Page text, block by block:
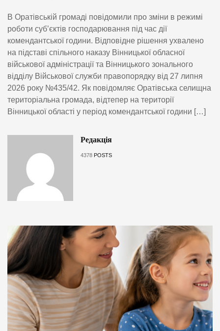
В Оратівській громаді повідомили про зміни в режимі
роботи суб’єктів господарювання під час дії
комендантської години. Відповідне рішення ухвалено
на підставі спільного наказу Вінницької обласної
військової адміністрації та Вінницького зонального
відділу Військової служби правопорядку від 27 липня
2026 року №435/42. Як повідомляє Оратівська селищна
територіальна громада, відтепер на території
Вінницької області у період комендантської години […]
Редакція
4378 POSTS